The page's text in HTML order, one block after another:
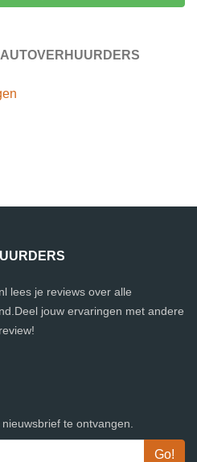
lees je reviews over alle
jouw ervaringen met andere
te ontvangen.